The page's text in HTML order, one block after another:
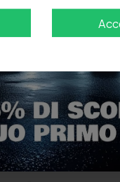
Scusate il r...
Scusate il